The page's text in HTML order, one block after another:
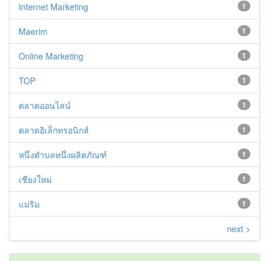
1
Internet Marketing
1
Maerim
1
Online Marketing
1
TOP
1
ตลาดออนไลน์
1
ตลาดอิเล็กทรอนิกส์
1
หนึ่งตำบลหนึ่งผลิตภัณฑ์
1
เชียงใหม่
1
แม่ริม
next >